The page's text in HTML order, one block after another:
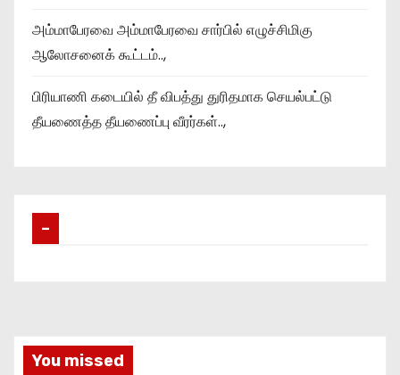
அம்மாபேரவை அம்மாபேரவை சார்பில் எழுச்சிமிகு
ஆலோசனைக் கூட்டம்..,
பிரியாணி கடையில் தீ விபத்து துரிதமாக செயல்பட்டு
தீயணைத்த தீயணைப்பு வீரர்கள்..,
–
You missed